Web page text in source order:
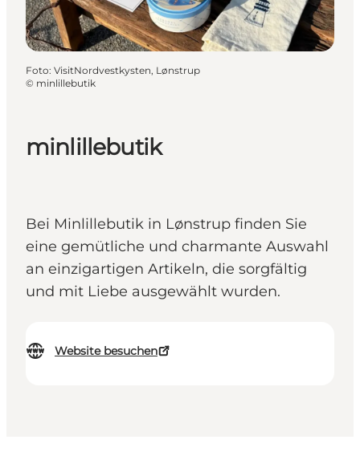
minlillebutik
Bei Minlillebutik in Lønstrup finden Sie
eine gemütliche und charmante Auswahl
an einzigartigen Artikeln, die sorgfältig
und mit Liebe ausgewählt wurden.
Website besuchen
Foto: VisitNordvestkysten, Lønstrup
© minlillebutik